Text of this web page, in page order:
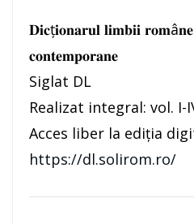
𝐃𝐢𝐜ț𝐢𝐨𝐧𝐚𝐫𝐮𝐥 𝐥𝐢𝐦𝐛𝐢𝐢 𝐫𝐨𝐦â𝐧𝐞
𝐜𝐨𝐧𝐭𝐞𝐦𝐩𝐨𝐫𝐚𝐧𝐞
Siglat DL
Realizat integral: vol. I-
Acces liber la ediția
https://dl.solirom.ro/